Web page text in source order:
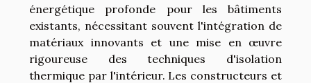
énergétique profonde pour les bâtiments
existants, nécessitant souvent l'intégration de
matériaux innovants et une mise en œuvre
rigoureuse des techniques d'isolation
thermique par l'intérieur. Les constructeurs et